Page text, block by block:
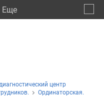
Eще
центр
Ординаторская.